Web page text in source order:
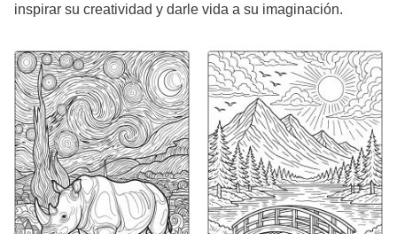
inspirar su creatividad y darle vida a su imaginación.